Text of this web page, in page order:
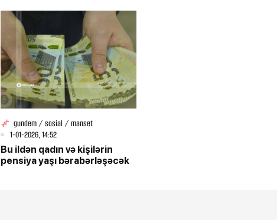
gundem / sosial / manset
1-01-2026, 14:52
Bu ildən qadın və kişilərin
pensiya yaşı bərabərləşəcək